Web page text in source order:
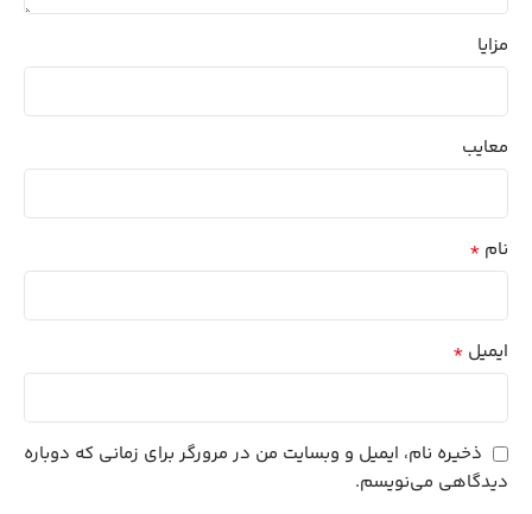
مزایا
معایب
نام *
ایمیل *
ذخیره نام، ایمیل و وبسایت من در مرورگر برای زمانی که دوباره
دیدگاهی می‌نویسم.